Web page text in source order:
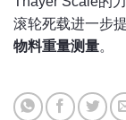
滚轮死载进一步
物料重量测量。